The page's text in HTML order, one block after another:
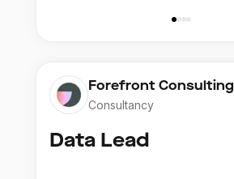
Forefront Consulting
Consultancy
Data Lead